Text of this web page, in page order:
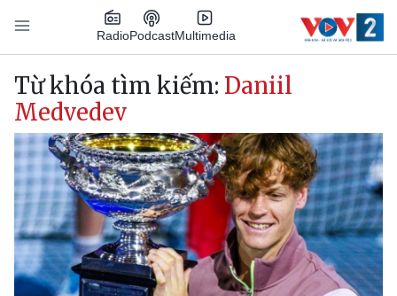
Nhảy đến nội dung
RadioPodcastMultimedia
Main navigation
Từ khóa tìm kiếm: Daniil
Medvedev